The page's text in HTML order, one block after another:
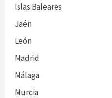
Islas Baleares
Jaén
León
Madrid
Málaga
Murcia